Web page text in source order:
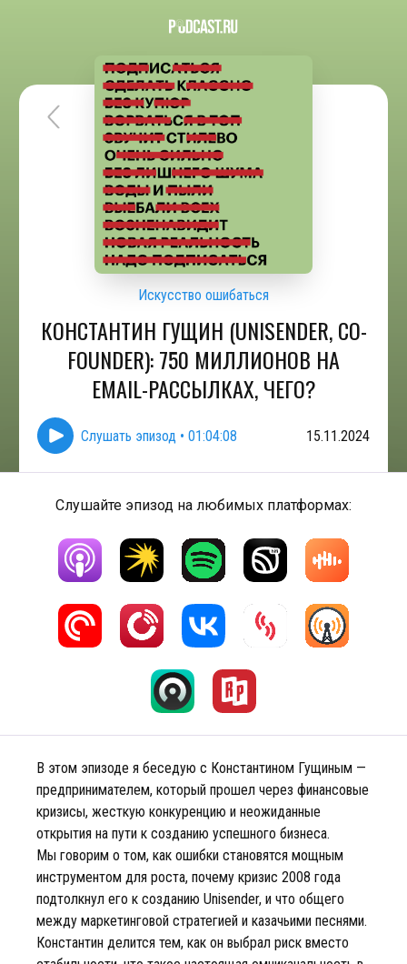
Искусство ошибаться
КОНСТАНТИН ГУЩИН (UNISENDER, CO-
FOUNDER): 750 МИЛЛИОНОВ НА
EMAIL-РАССЫЛКАХ, ЧЕГО?
Слушать эпизод • 01:04:08 15.11.2024
Слушайте эпизод на любимых платформах:
В этом эпизоде я беседую с Константином Гущиным —
предпринимателем, который прошел через финансовые
кризисы, жесткую конкуренцию и неожиданные
открытия на пути к созданию успешного бизнеса.
Мы говорим о том, как ошибки становятся мощным
инструментом для роста, почему кризис 2008 года
подтолкнул его к созданию Unisender, и что общего
между маркетинговой стратегией и казачьими песнями.
Константин делится тем, как он выбрал риск вместо